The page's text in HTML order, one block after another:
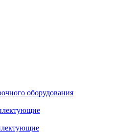
оборудования